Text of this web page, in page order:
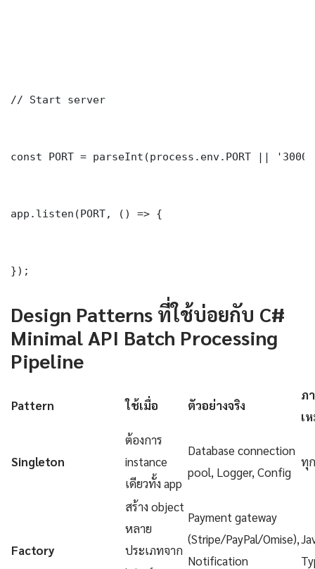
// Start server
const PORT = parseInt(process.env.PORT ||
app.listen(PORT, () => {
});
Design Patterns ที่ใช้บ่อยกับ C#
Minimal API Batch Processing
Pipeline
Pattern ใช้เมื่อ ตัวอย่างจริง
ภ
เ
Singleton
ต้องการ
instance
เดียวทั้ง app
Database connection
pool, Logger, Config
ทุ
Factory
สร้าง object
หลาย
ประเภทจาก
Payment gateway
(Stripe/PayPal/Omise),
Notification